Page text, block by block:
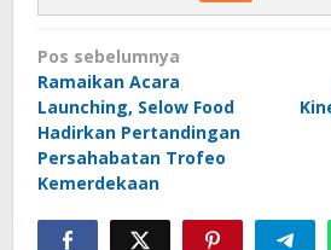
Navigasi
pos
Pos sebelumnya
Ramaikan Acara
Launching, Selow Food
Hadirkan Pertandingan
Persahabatan Trofeo
Kemerdekaan